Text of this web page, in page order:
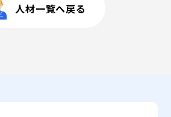
人材一覧へ戻る